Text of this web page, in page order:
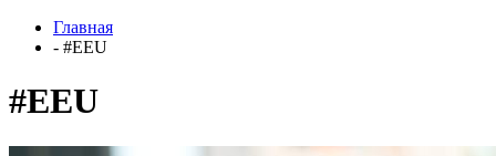
Главная
- #EEU
#EEU